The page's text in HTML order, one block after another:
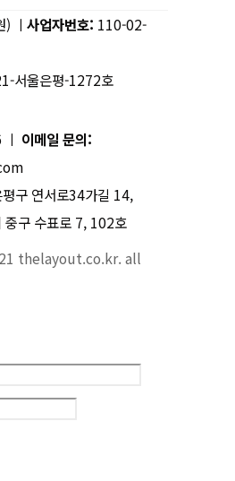
ㅣ 사업자번호: 110-02-
서울은평-1272호
이메일 문의:
구 연서로34가길 14,
구 수표로 7, 102호
thelayout.co.kr. all